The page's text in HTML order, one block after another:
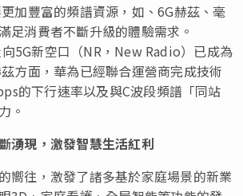
加豐富的頻譜資源，如、6G赫茲、毫
足消費者不斷升級的體驗需求。
5G新空口（NR，New Radio）已成為
方面，華為已經聯合運營商完成技術
的下行速率以及與C波段頻譜 「同站
。
湧現，激發智慧生活紅利
嚮往，激發了諸多基於家庭場景的新業